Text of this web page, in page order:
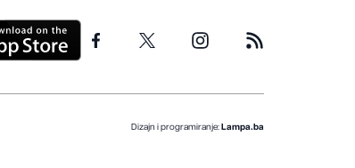
Dizajn i programiranje: Lampa.ba